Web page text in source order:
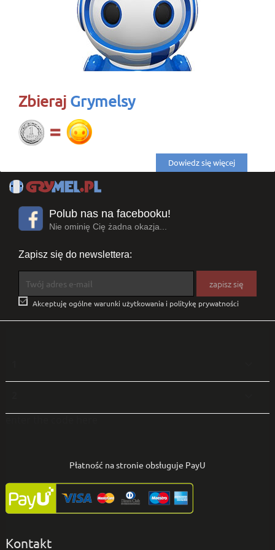
Zbieraj Grymelsy
Dowiedz się więcej
Polub nas na facebooku!
Nie ominię Cię żadna okazja...
Zapisz się do newslettera:
 Akceptuję ogólne warunki użytkowania i politykę prywatności
Płatność na stronie obsługuje PayU
Kontakt